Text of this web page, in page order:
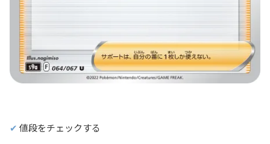
値段をチェックする